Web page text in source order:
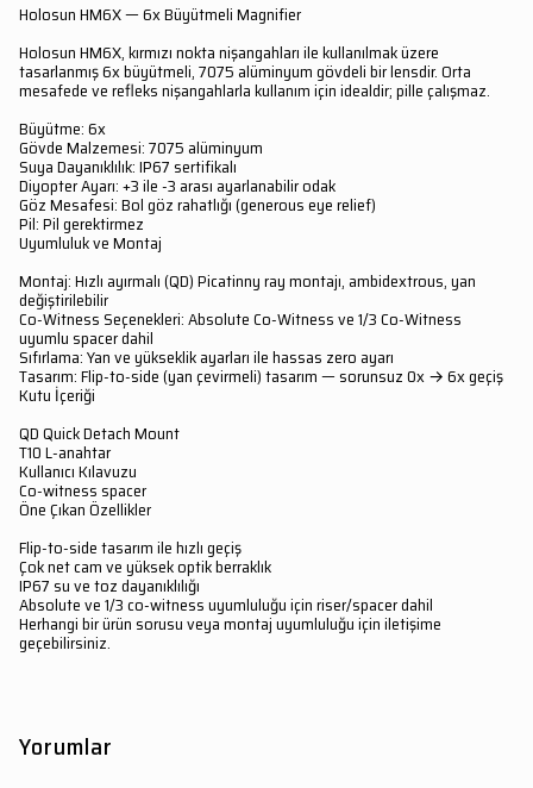
Holosun HM6X — 6x Büyütmeli Magnifier
Holosun HM6X, kırmızı nokta nişangahları ile kullanılmak üzere
tasarlanmış 6x büyütmeli, 7075 alüminyum gövdeli bir lensdir. Orta
mesafede ve refleks nişangahlarla kullanım için idealdir; pille çalışmaz.
Büyütme: 6x
Gövde Malzemesi: 7075 alüminyum
Suya Dayanıklılık: IP67 sertifikalı
Diyopter Ayarı: +3 ile -3 arası ayarlanabilir odak
Göz Mesafesi: Bol göz rahatlığı (generous eye relief)
Pil: Pil gerektirmez
Uyumluluk ve Montaj
Montaj: Hızlı ayırmalı (QD) Picatinny ray montajı, ambidextrous, yan
değiştirilebilir
Co-Witness Seçenekleri: Absolute Co-Witness ve 1/3 Co-Witness
uyumlu spacer dahil
Sıfırlama: Yan ve yükseklik ayarları ile hassas zero ayarı
Tasarım: Flip-to-side (yan çevirmeli) tasarım — sorunsuz 0x → 6x geçiş
Kutu İçeriği
QD Quick Detach Mount
T10 L-anahtar
Kullanıcı Kılavuzu
Co-witness spacer
Öne Çıkan Özellikler
Flip-to-side tasarım ile hızlı geçiş
Çok net cam ve yüksek optik berraklık
IP67 su ve toz dayanıklılığı
Absolute ve 1/3 co-witness uyumluluğu için riser/spacer dahil
Herhangi bir ürün sorusu veya montaj uyumluluğu için iletişime
geçebilirsiniz.
Yorumlar